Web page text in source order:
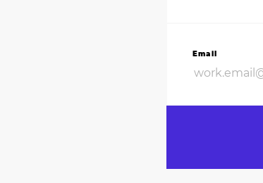
Email